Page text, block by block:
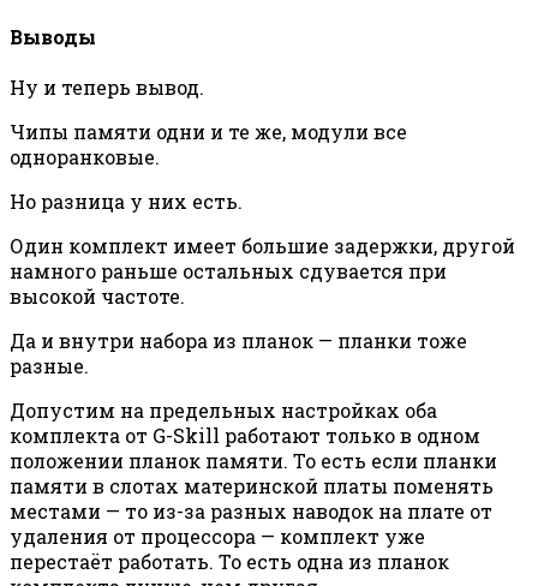
Выводы
Ну и теперь вывод.
Чипы памяти одни и те же, модули все
одноранковые.
Но разница у них есть.
Один комплект имеет большие задержки, другой
намного раньше остальных сдувается при
высокой частоте.
Да и внутри набора из планок — планки тоже
разные.
Допустим на предельных настройках оба
комплекта от G-Skill работают только в одном
положении планок памяти. То есть если планки
памяти в слотах материнской платы поменять
местами — то из-за разных наводок на плате от
удаления от процессора — комплект уже
перестаёт работать. То есть одна из планок